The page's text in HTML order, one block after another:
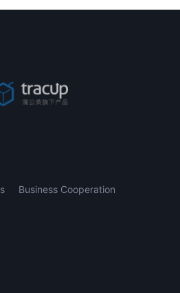
Business Cooperation